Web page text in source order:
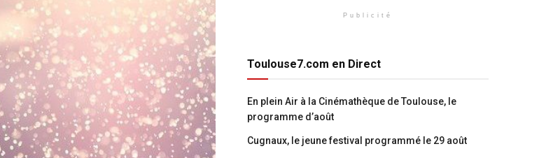
Publicité
Toulouse7.com en Direct
En plein Air à la Cinémathèque de Toulouse, le
programme d’août
Cugnaux, le jeune festival programmé le 29 août